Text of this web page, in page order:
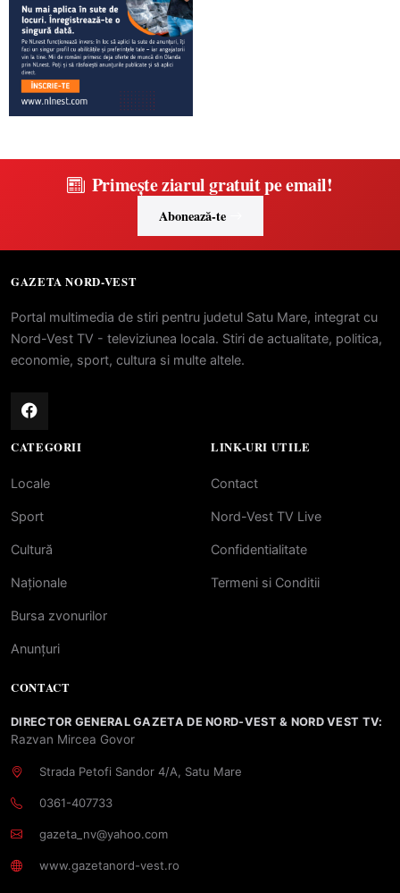
Primește ziarul gratuit pe email!
Abonează-te
GAZETA NORD-VEST
Portal multimedia de stiri pentru judetul Satu Mare, integrat cu
Nord-Vest TV - televiziunea locala. Stiri de actualitate, politica,
economie, sport, cultura si multe altele.
CATEGORII
Locale
Sport
Cultură
Naționale
Bursa zvonurilor
Anunțuri
LINK-URI UTILE
Contact
Nord-Vest TV Live
Confidentialitate
Termeni si Conditii
CONTACT
DIRECTOR GENERAL GAZETA DE NORD-VEST & NORD VEST TV:
Razvan Mircea Govor
Strada Petofi Sandor 4/A, Satu Mare
0361-407733
gazeta_nv@yahoo.com
www.gazetanord-vest.ro